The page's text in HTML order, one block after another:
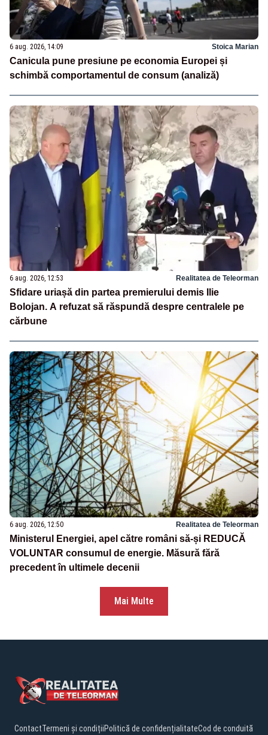
6 aug. 2026, 14:09 Stoica Marian
Canicula pune presiune pe economia Europei și
schimbă comportamentul de consum (analiză)
6 aug. 2026, 12:53 Realitatea de Teleorman
Sfidare uriașă din partea premierului demis Ilie
Bolojan. A refuzat să răspundă despre centralele pe
cărbune
6 aug. 2026, 12:50 Realitatea de Teleorman
Ministerul Energiei, apel către români să-și REDUCĂ
VOLUNTAR consumul de energie. Măsură fără
precedent în ultimele decenii
Mai Multe
ContactTermeni și condițiiPolitică de confidențialitateCod de conduită